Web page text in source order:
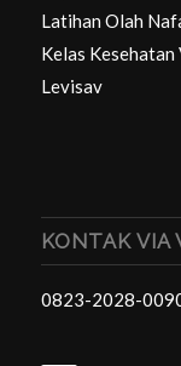
Latihan Olah
Kelas Kesehatan
Levisav
KONTAK VIA
0823-2028-